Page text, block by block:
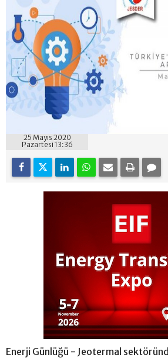
25 Mayıs 2020
Pazartesi 13:36
Enerji Günlüğü - Jeotermal